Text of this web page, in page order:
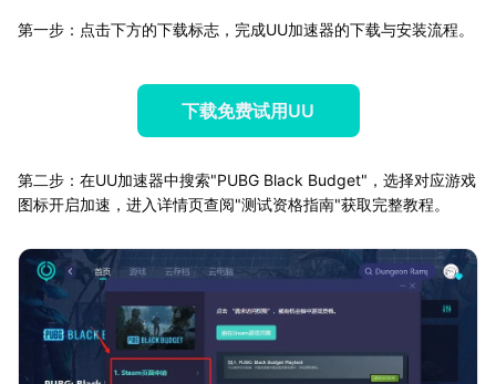
第一步：点击下方的下载标志，完成UU加速器的下载与安装流程。
下载免费试用UU
第二步：在UU加速器中搜索"PUBG Black Budget"，选择对应游戏
图标开启加速，进入详情页查阅"测试资格指南"获取完整教程。